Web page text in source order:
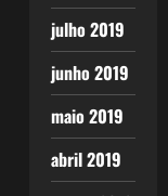
julho 2019
junho 2019
maio 2019
abril 2019